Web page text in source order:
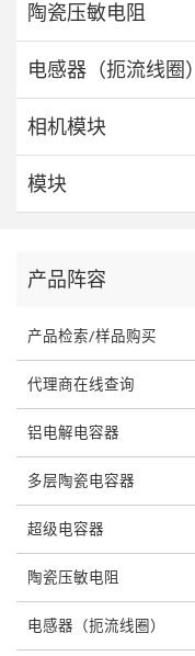
陶瓷压敏电阻
电感器（扼流线圈）
相机模块
模块
产品阵容
产品检索/样品购买
代理商在线查询
铝电解电容器
多层陶瓷电容器
超级电容器
陶瓷压敏电阻
电感器（扼流线圈）